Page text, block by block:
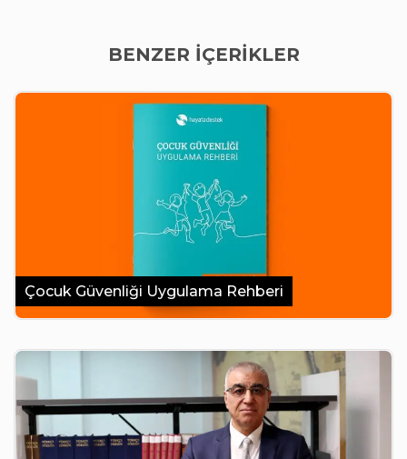
BENZER İÇERİKLER
Çocuk Güvenliği Uygulama Rehberi